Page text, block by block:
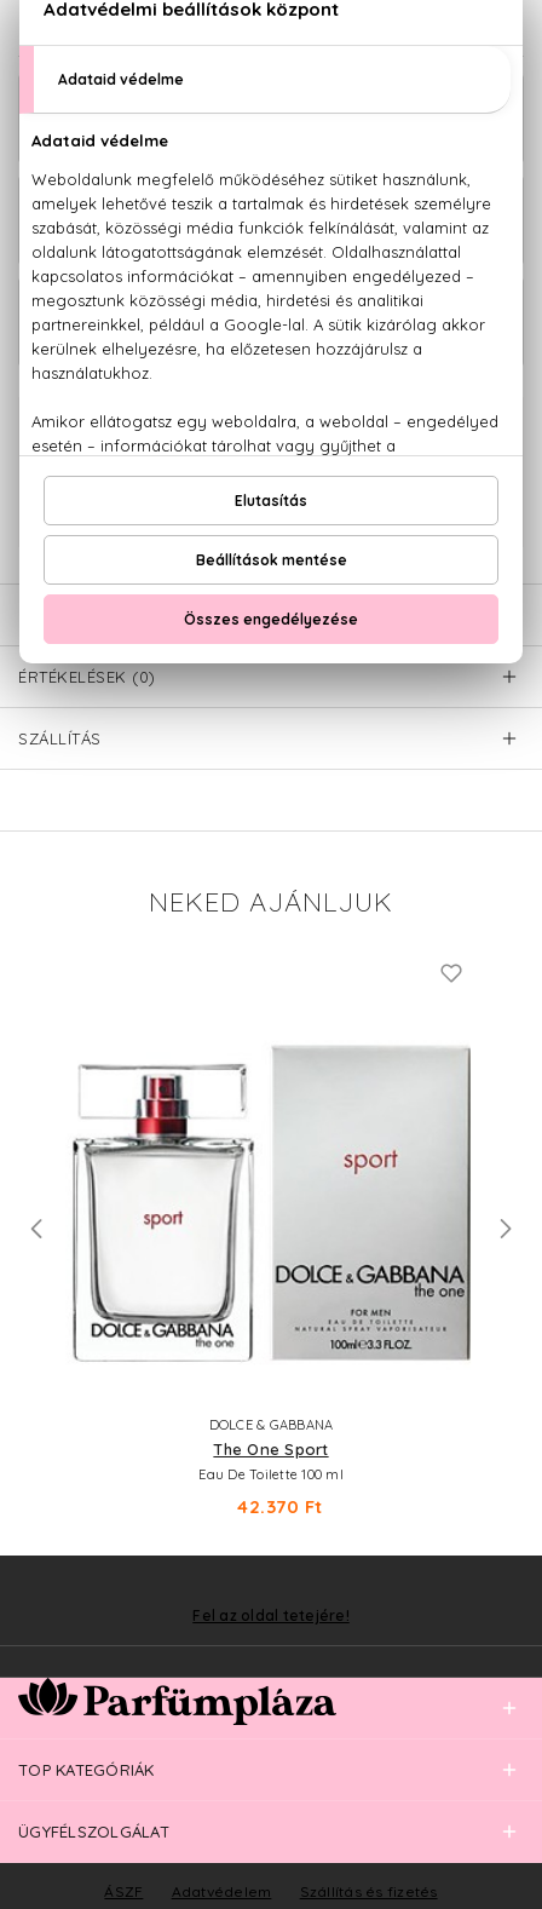
30.520 Ft
The One For Men Eau De Parfum
Intense
20.900 Ft -
tól
The One For Men Eau De Toilette
14.990 Ft -
tól
100% eredeti termékek,14 napos visszaküldési garanciával
+36 20
LEÍRÁS
ÉRTÉKELÉSEK (0)
SZÁLLÍTÁS
NEKED AJÁNLJUK
DOLCE & GABBANA
The One Sport
Eau De Toilette 100 ml
42.370 Ft
Fel az oldal tetejére!
TOP KATEGÓRIÁK
ÜGYFÉLSZOLGÁLAT
ÁSZF Adatvédelem Szállítás és fizetés